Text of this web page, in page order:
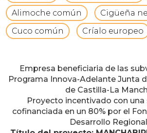
Alimoche común
Cigüeña
Cuco común
Críalo europeo
Empresa beneficiaria de las
Programa Innova-Adelante Junta
de Castilla-La
Proyecto incentivado con una
cofinanciada en un 80% por el
Desarrollo